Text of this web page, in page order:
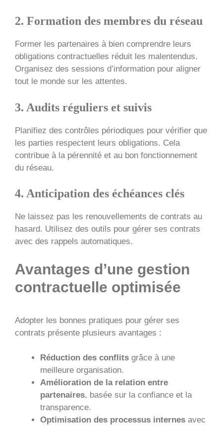
2. Formation des membres du réseau
Former les partenaires à bien comprendre leurs
obligations contractuelles réduit les malentendus.
Organisez des sessions d’information pour aligner
tout le monde sur les attentes.
3. Audits réguliers et suivis
Planifiez des contrôles périodiques pour vérifier que
les parties respectent leurs obligations. Cela
contribue à la pérennité et au bon fonctionnement
du réseau.
4. Anticipation des échéances clés
Ne laissez pas les renouvellements de contrats au
hasard. Utilisez des outils pour gérer ses contrats
avec des rappels automatiques.
Avantages d’une gestion
contractuelle optimisée
Adopter les bonnes pratiques pour gérer ses
contrats présente plusieurs avantages :
Réduction des conflits grâce à une
meilleure organisation.
Amélioration de la relation entre
partenaires, basée sur la confiance et la
transparence.
Optimisation des processus internes avec